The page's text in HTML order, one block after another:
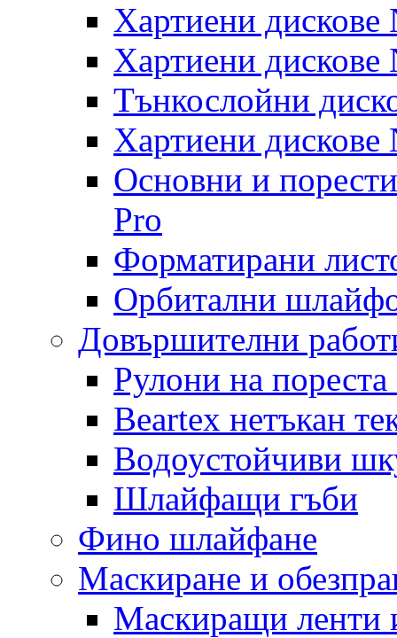
Хартиени
Хартиени
Тънкослойни
Хартиени
Основни и
Pro
Форматирани
Орбитални
Довършителни
Рулони на
Beartex нетъкан
Водоустойчиви
Шлайфащи гъби
Фино шлайфане
Маскиране и
Маскиращи ленти